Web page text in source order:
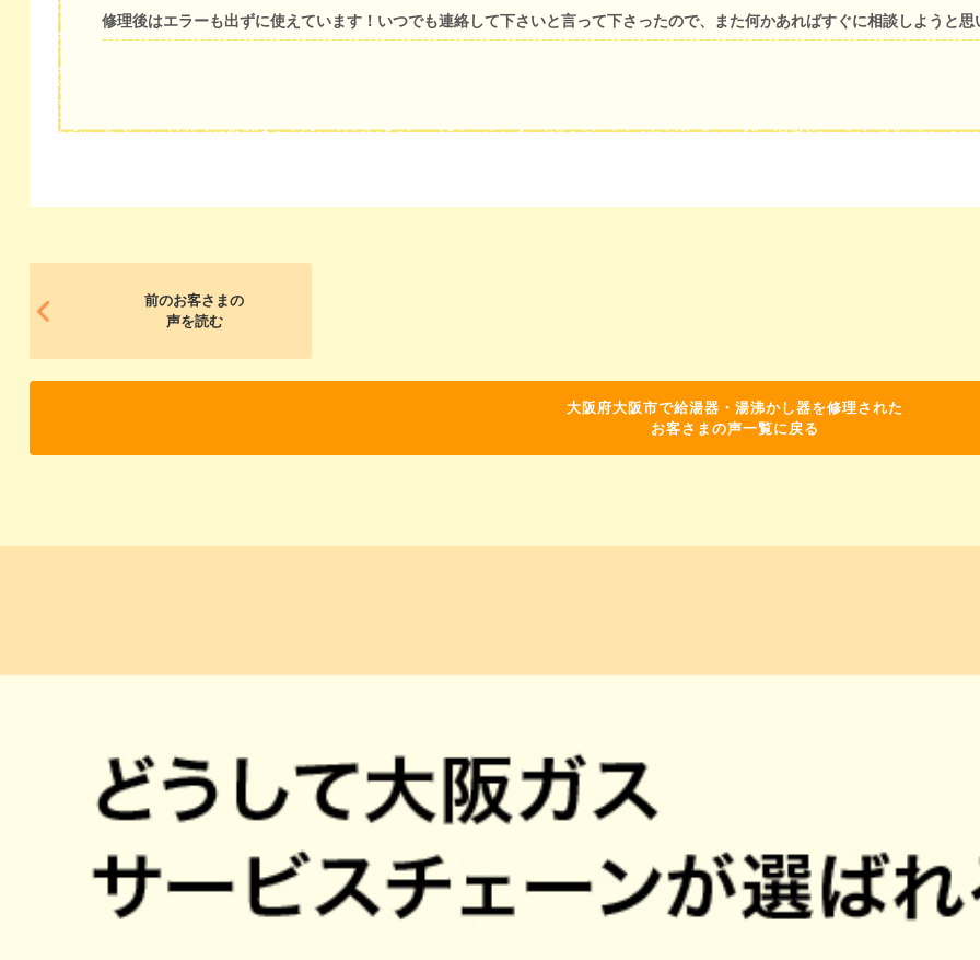
修理後はエラーも出ずに使えています！いつでも連絡して下さいと言って下さったので、また何かあればすぐに相談しようと思
前のお客さまの
声を読む
大阪府大阪市で給湯器・湯沸かし器を修理された
お客さまの声一覧に戻る